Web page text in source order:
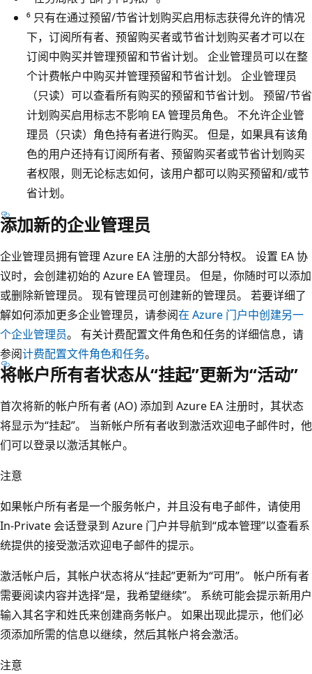
⁶ 只有在通过预留/节省计划购买启用标志获得允许的情况
下，订阅所有者、预留购买者或节省计划购买者才可以在
订阅中购买并管理预留和节省计划。 企业管理员可以在整
个计费帐户中购买并管理预留和节省计划。 企业管理员
（只读）可以查看所有购买的预留和节省计划。 预留/节省
计划购买启用标志不影响 EA 管理员角色。 不允许企业管
理员（只读）角色持有者进行购买。 但是，如果具有该角
色的用户还持有订阅所有者、预留购买者或节省计划购买
者权限，则无论标志如何，该用户都可以购买预留和/或节
省计划。
添加新的企业管理员
企业管理员拥有管理 Azure EA 注册的大部分特权。 设置 EA 协
议时，会创建初始的 Azure EA 管理员。 但是，你随时可以添加
或删除新管理员。 现有管理员可创建新的管理员。 若要详细了
解如何添加更多企业管理员，请参阅在 Azure 门户中创建另一
个企业管理员。 有关计费配置文件角色和任务的详细信息，请
参阅计费配置文件角色和任务。
将帐户所有者状态从“挂起”更新为“活动”
首次将新的帐户所有者 (AO) 添加到 Azure EA 注册时，其状态
将显示为“挂起”。 当新帐户所有者收到激活欢迎电子邮件时，他
们可以登录以激活其帐户。
注意
如果帐户所有者是一个服务帐户，并且没有电子邮件，请使用
In-Private 会话登录到 Azure 门户并导航到“成本管理”以查看系
统提供的接受激活欢迎电子邮件的提示。
激活帐户后，其帐户状态将从“挂起”更新为“可用”。 帐户所有者
需要阅读内容并选择“是，我希望继续”。 系统可能会提示新用户
输入其名字和姓氏来创建商务帐户。 如果出现此提示，他们必
须添加所需的信息以继续，然后其帐户将会激活。
注意